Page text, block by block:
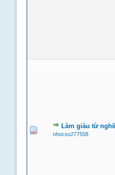
Làm giàu từ
nhocso277558